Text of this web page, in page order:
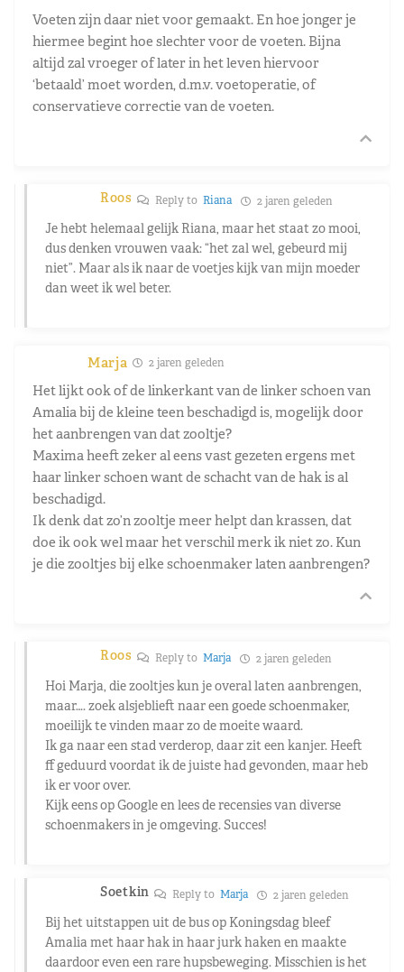
Voeten zijn daar niet voor gemaakt. En hoe jonger je
hiermee begint hoe slechter voor de voeten. Bijna
altijd zal vroeger of later in het leven hiervoor
‘betaald’ moet worden, d.m.v. voetoperatie, of
conservatieve correctie van de voeten.
Roos Reply to Riana 2 jaren geleden
Je hebt helemaal gelijk Riana, maar het staat zo mooi,
dus denken vrouwen vaak: “het zal wel, gebeurd mij
niet”. Maar als ik naar de voetjes kijk van mijn moeder
dan weet ik wel beter.
Marja 2 jaren geleden
Het lijkt ook of de linkerkant van de linker schoen van
Amalia bij de kleine teen beschadigd is, mogelijk door
het aanbrengen van dat zooltje?
Maxima heeft zeker al eens vast gezeten ergens met
haar linker schoen want de schacht van de hak is al
beschadigd.
Ik denk dat zo’n zooltje meer helpt dan krassen, dat
doe ik ook wel maar het verschil merk ik niet zo. Kun
je die zooltjes bij elke schoenmaker laten aanbrengen?
Roos Reply to Marja 2 jaren geleden
Hoi Marja, die zooltjes kun je overal laten aanbrengen,
maar…. zoek alsjeblieft naar een goede schoenmaker,
moeilijk te vinden maar zo de moeite waard.
Ik ga naar een stad verderop, daar zit een kanjer. Heeft
ff geduurd voordat ik de juiste had gevonden, maar heb
ik er voor over.
Kijk eens op Google en lees de recensies van diverse
schoenmakers in je omgeving. Succes!
Soetkin Reply to Marja 2 jaren geleden
Bij het uitstappen uit de bus op Koningsdag bleef
Amalia met haar hak in haar jurk haken en maakte
daardoor even een rare hupsbeweging. Misschien is het